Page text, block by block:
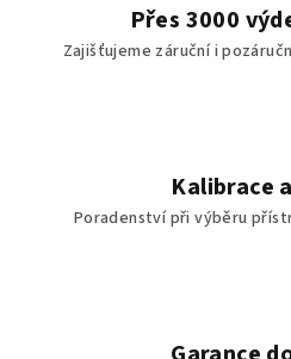
Přes 3000
Zajišťujeme záruční i
Kalibrace
Poradenství při výběru